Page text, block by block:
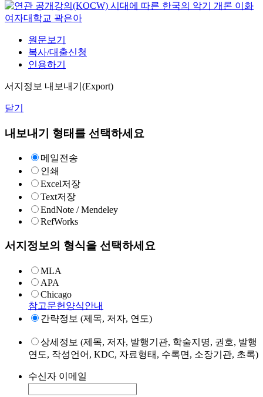
시대에 따른 한국의 악기 개론 이화
여자대학교 곽은아
원문보기
복사/대출신청
인용하기
서지정보 내보내기(Export)
닫기
내보내기 형태를 선택하세요
메일전송
인쇄
Excel저장
Text저장
EndNote / Mendeley
RefWorks
서지정보의 형식을 선택하세요
MLA
APA
Chicago
참고문헌양식안내
간략정보 (제목, 저자, 연도)
상세정보 (제목, 저자, 발행기관, 학술지명, 권호, 발행
연도, 작성언어, KDC, 자료형태, 수록면, 소장기관, 초록)
수신자 이메일